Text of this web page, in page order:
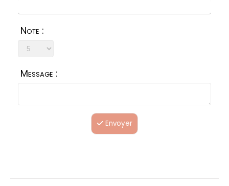
Note :
Message :
Envoyer